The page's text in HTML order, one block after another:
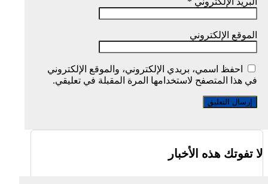
الموقع الإلكتروني
احفظ اسمي، بريدي الإلكتروني، والموقع الإلكتروني
في هذا المتصفح لاستخدامها المرة المقبلة في تعليقي.
لا تفوتك هذه الأخبار